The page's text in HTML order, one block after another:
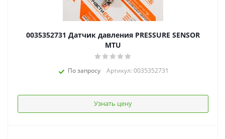
0035352731 Датчик давления PRESSURE SENSOR
MTU
По запросу Артикул: 0035352731
Узнать цену